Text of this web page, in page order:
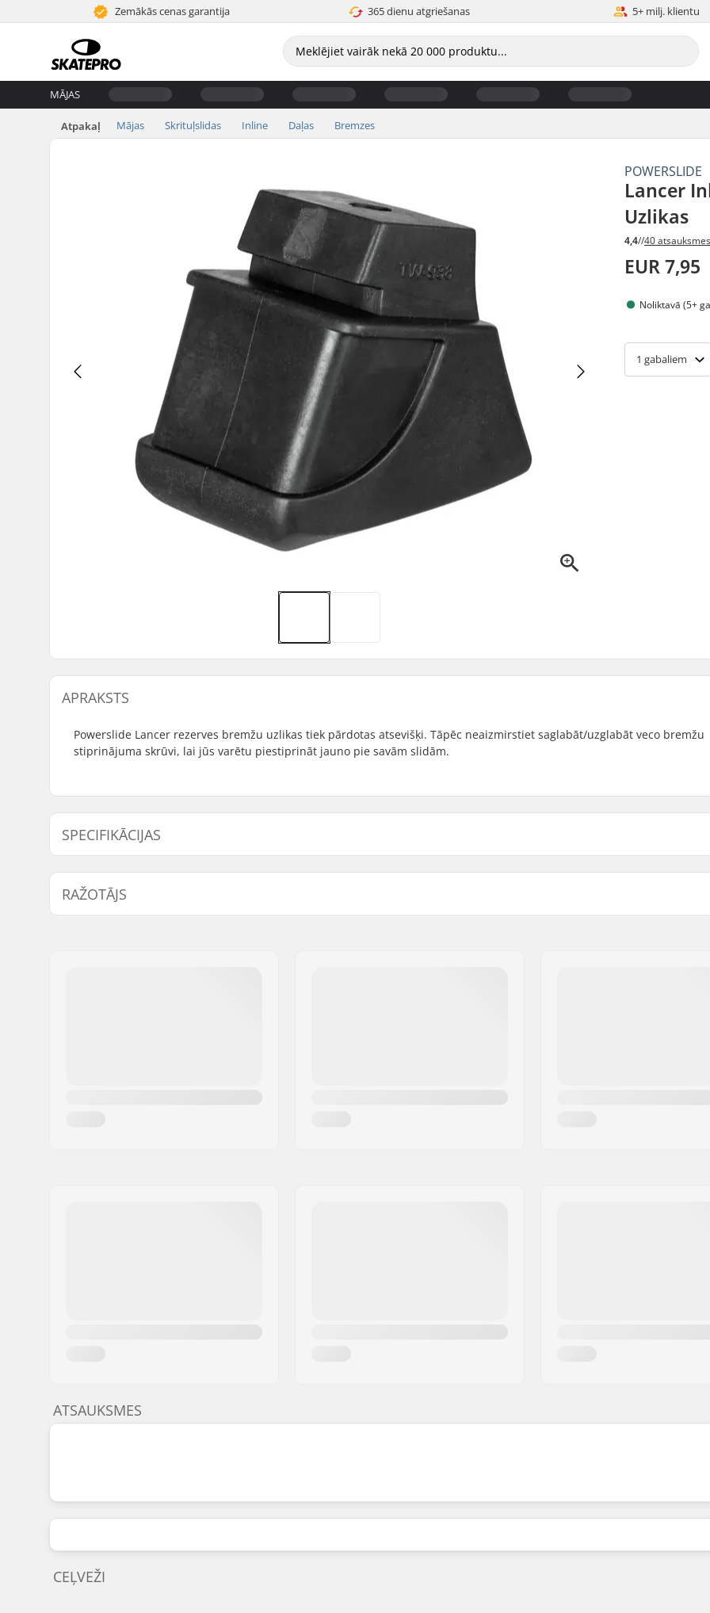
Zemākās cenas garantija 365 dienu atgriešanas 5+ milj. klientu
MĀJAS
Atpakaļ Mājas Skrituļslidas Inline Daļas Bremzes
POWERSLIDE
Lancer
Uzlikas
4,4//40 atsauksmes
EUR 7,95
Noliktavā (5+
1 gabaliem
APRAKSTS
Powerslide Lancer rezerves bremžu uzlikas tiek pārdotas atsevišķi. Tāpēc neaizmirstiet saglabāt/uzglabāt veco bremžu
stiprinājuma skrūvi, lai jūs varētu piestiprināt jauno pie savām slidām.
SPECIFIKĀCIJAS
Ass: Not included Brake mounting bolt:
RAŽOTĀJS
ATSAUKSMES
CEĻVEŽI